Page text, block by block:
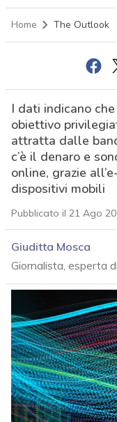
Home The Outlook
I dati indicano
obiettivo
attratta dalle
c’è il denaro e
online, grazie
dispositivi mobili
Pubblicato il 21 Ago
Giuditta Mosca
Giornalista, esperta